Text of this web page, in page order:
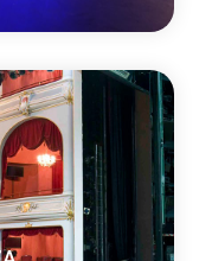
per la
permanente o